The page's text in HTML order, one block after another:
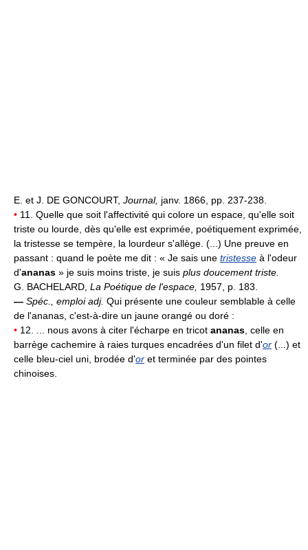
E. et J. DE GONCOURT, Journal, janv. 1866, pp. 237-238.
• 11. Quelle que soit l'affectivité qui colore un espace, qu'elle soit
triste ou lourde, dès qu'elle est exprimée, poétiquement exprimée,
la tristesse se tempère, la lourdeur s'allège. (...) Une preuve en
passant : quand le poète me dit : « Je sais une tristesse à l'odeur
d'ananas » je suis moins triste, je suis plus doucement triste.
G. BACHELARD, La Poétique de l'espace, 1957, p. 183.
— Spéc., emploi adj. Qui présente une couleur semblable à celle
de l'ananas, c'est-à-dire un jaune orangé ou doré :
• 12. ... nous avons à citer l'écharpe en tricot ananas , celle en
barrège cachemire à raies turques encadrées d'un filet d'or (...) et
celle bleu-ciel uni, brodée d'or et terminée par des pointes
chinoises.